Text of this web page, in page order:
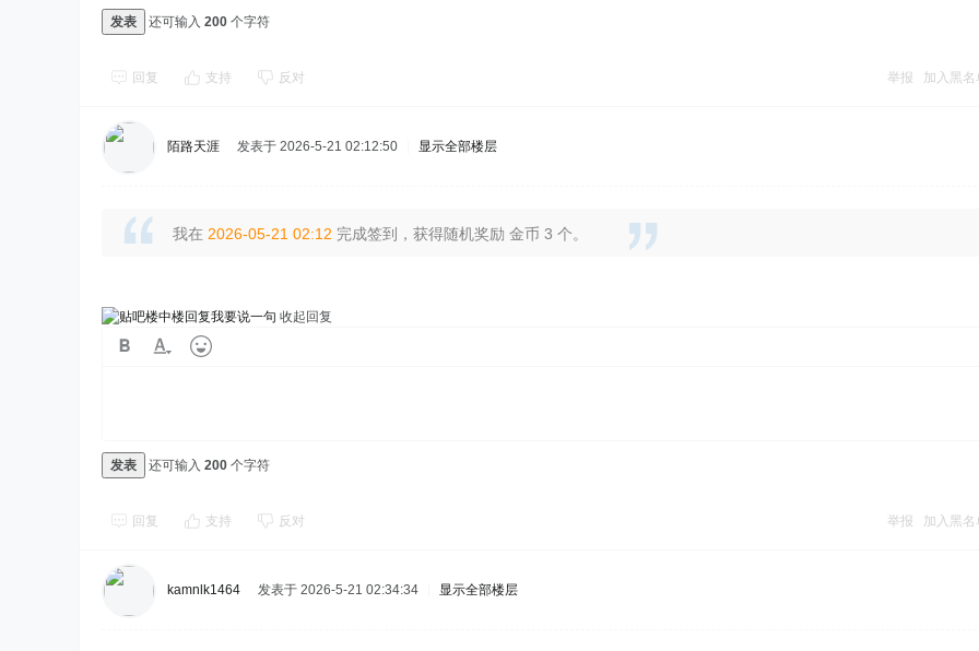
发表 还可输入 200 个字符
回复 支持 反对 举报 加入黑名
陌路天涯 发表于 2026-5-21 02:12:50 显示全部楼层
我在 2026-05-21 02:12 完成签到，获得随机奖励 金币 3 个。
我要说一句 收起回复
发表 还可输入 200 个字符
回复 支持 反对 举报 加入黑名
kamnlk1464 发表于 2026-5-21 02:34:34 显示全部楼层